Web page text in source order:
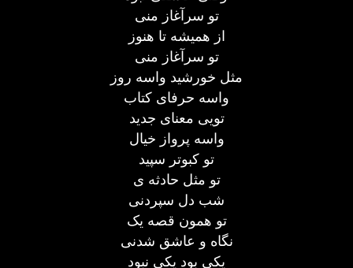
تو سرآغاز منی
از همیشه تا هنوز
تو سرآغاز منی
مثل خورشید واسه روز
واسه حرفای کتاب
تویی معنای جدید
واسه پرواز خیال
تو کبوتر سپید
تو مثل حادثه ی
شب دل سپردنی
تو همون قصه یک
نگاه و عاشق شدنی
یکی بود یکی نبود